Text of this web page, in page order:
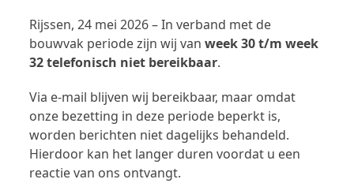
Rijssen, 24 mei 2026 – In verband met de
bouwvak periode zijn wij van week 30 t/m week
32telefonisch niet bereikbaar.
Via e-mail blijven wij bereikbaar, maar omdat
onze bezetting in deze periode beperkt is,
worden berichten niet dagelijks behandeld.
Hierdoor kan het langer duren voordat u een
reactie van ons ontvangt.